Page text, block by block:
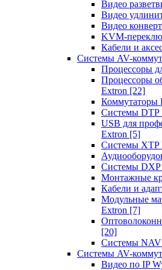
Видео
Видео
Видео
KVM-
Кабели и
Системы AV-
Процессоры
Процессоры
Extron [22]
Коммутаторы
Системы DTP
USB для
Extron [5]
Системы XTP
Системы DXP
Монтажные
Кабели и
Модульные
Extron [7]
[20]
Системы NAV
Системы AV-
Видео по IP